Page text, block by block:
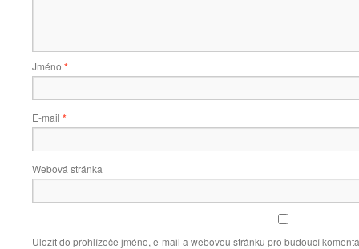
Jméno *
E-mail *
Webová stránka
Uložit do prohlížeče jméno, e-mail a webovou stránku pro budoucí